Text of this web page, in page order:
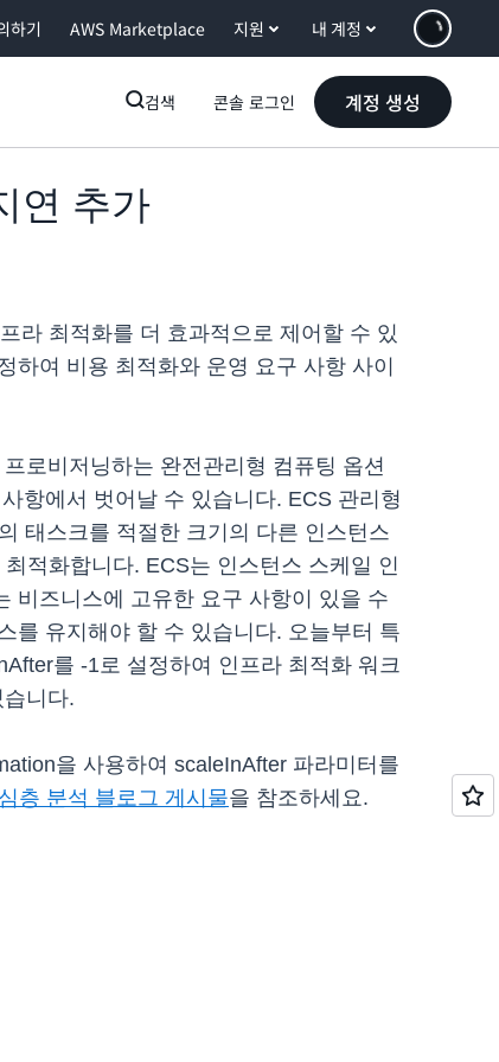
하기 AWS Marketplace 지원 내 계정
검색 콘솔 로그인 계정 생성
연 추가
라 최적화를 더 효과적으로 제어할 수 있
여 비용 최적화와 운영 요구 사항 사이
로비저닝하는 완전관리형 컴퓨팅 옵션
항에서 벗어날 수 있습니다. ECS 관리형
태스크를 적절한 크기의 다른 인스턴스
적화합니다. ECS는 인스턴스 스케일 인
비즈니스에 고유한 요구 사항이 있을 수
를 유지해야 할 수 있습니다. 오늘부터 특
를 -1로 설정하여 인프라 최적화 워크
니다.
을 사용하여 scaleInAfter 파라미터를
심층 분석 블로그 게시물을 참조하세요.